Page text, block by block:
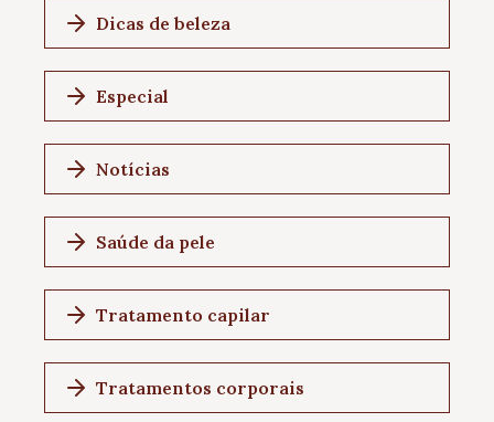
Dicas de beleza
Especial
Notícias
Saúde da pele
Tratamento capilar
Tratamentos corporais